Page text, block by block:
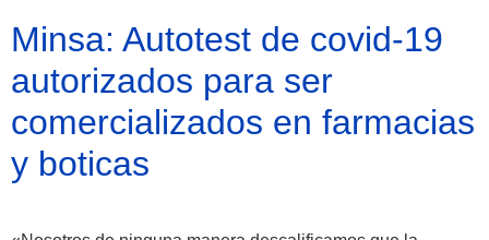
Atractivos
Minsa: Autotest de covid-19
autorizados para ser
comercializados en farmacias
y boticas